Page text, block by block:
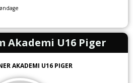
Akademi U16 Piger
AKADEMI U16 PIGER